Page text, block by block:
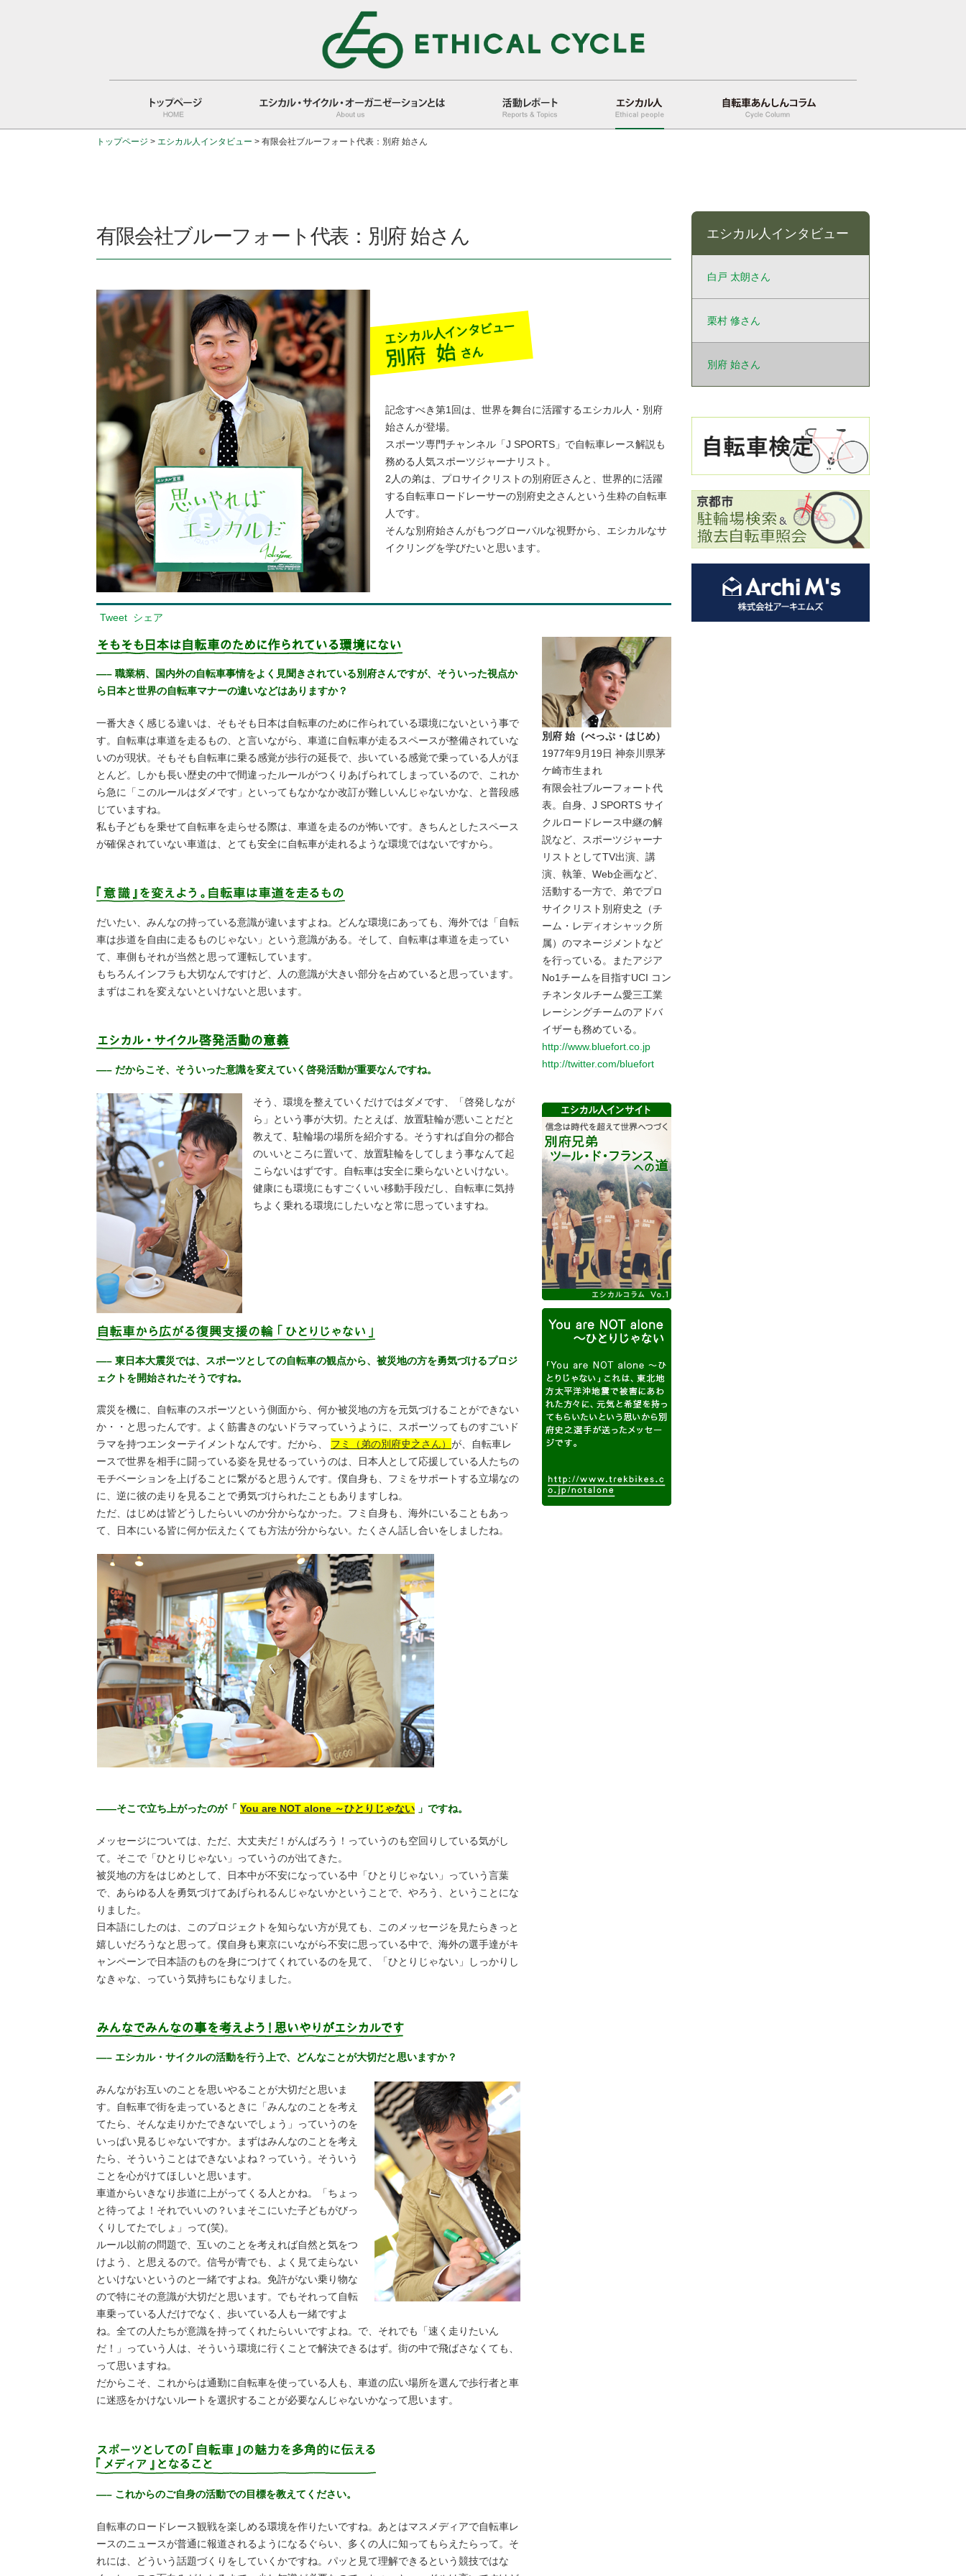
トップページ > エシカル人インタビュー > 有限会社ブルーフォート代表：別府 始さん
有限会社ブルーフォート代表：別府 始さん
記念すべき第1回は、世界を舞台に活躍するエシカル人・別府
始さんが登場。
スポーツ専門チャンネル「J SPORTS」で自転車レース解説も
務める人気スポーツジャーナリスト。
2人の弟は、プロサイクリストの別府匠さんと、世界的に活躍
する自転車ロードレーサーの別府史之さんという生粋の自転車
人です。
そんな別府始さんがもつグローバルな視野から、エシカルなサ
イクリングを学びたいと思います。
Tweet シェア
別府 始（べっぷ・はじめ）
1977年9月19日 神奈川県茅
ケ崎市生まれ
有限会社ブルーフォート代
表。自身、J SPORTS サイ
クルロードレース中継の解
説など、スポーツジャーナ
リストとしてTV出演、講
演、執筆、Web企画など、
活動する一方で、弟でプロ
サイクリスト別府史之（チ
ーム・レディオシャック所
属）のマネージメントなど
を行っている。またアジア
No1チームを目指すUCI コン
チネンタルチーム愛三工業
レーシングチームのアドバ
イザーも務めている。
http://www.bluefort.co.jp
http://twitter.com/bluefort
—– 職業柄、国内外の自転車事情をよく見聞きされている別府さんですが、そういった視点か
ら日本と世界の自転車マナーの違いなどはありますか？
一番大きく感じる違いは、そもそも日本は自転車のために作られている環境にないという事で
す。自転車は車道を走るもの、と言いながら、車道に自転車が走るスペースが整備されていな
いのが現状。そもそも自転車に乗る感覚が歩行の延長で、歩いている感覚で乗っている人がほ
とんど。しかも長い歴史の中で間違ったルールがつくりあげられてしまっているので、これか
ら急に「このルールはダメです」といってもなかなか改訂が難しいんじゃないかな、と普段感
じていますね。
私も子どもを乗せて自転車を走らせる際は、車道を走るのが怖いです。きちんとしたスペース
が確保されていない車道は、とても安全に自転車が走れるような環境ではないですから。
だいたい、みんなの持っている意識が違いますよね。どんな環境にあっても、海外では「自転
車は歩道を自由に走るものじゃない」という意識がある。そして、自転車は車道を走ってい
て、車側もそれが当然と思って運転しています。
もちろんインフラも大切なんですけど、人の意識が大きい部分を占めていると思っています。
まずはこれを変えないといけないと思います。
—– だからこそ、そういった意識を変えていく啓発活動が重要なんですね。
そう、環境を整えていくだけではダメです、「啓発しなが
ら」という事が大切。たとえば、放置駐輪が悪いことだと
教えて、駐輪場の場所を紹介する。そうすれば自分の都合
のいいところに置いて、放置駐輪をしてしまう事なんて起
こらないはずです。自転車は安全に乗らないといけない。
健康にも環境にもすごくいい移動手段だし、自転車に気持
ちよく乗れる環境にしたいなと常に思っていますね。
—– 東日本大震災では、スポーツとしての自転車の観点から、被災地の方を勇気づけるプロジ
ェクトを開始されたそうですね。
震災を機に、自転車のスポーツという側面から、何か被災地の方を元気づけることができない
か・・と思ったんです。よく筋書きのないドラマっていうように、スポーツってものすごいド
ラマを持つエンターテイメントなんです。だから、
フミ（弟の別府史之さん） が、自転車レ
ースで世界を相手に闘っている姿を見せるっていうのは、日本人として応援している人たちの
モチベーションを上げることに繋がると思うんです。僕自身も、フミをサポートする立場なの
に、逆に彼の走りを見ることで勇気づけられたこともありますしね。
ただ、はじめは皆どうしたらいいのか分からなかった。フミ自身も、海外にいることもあっ
て、日本にいる皆に何か伝えたくても方法が分からない。たくさん話し合いをしましたね。
——そこで立ち上がったのが「 You are NOT alone ～ひとりじゃない 」ですね。
メッセージについては、ただ、大丈夫だ！がんばろう！っていうのも空回りしている気がし
て。そこで「ひとりじゃない」っていうのが出てきた。
被災地の方をはじめとして、日本中が不安になっている中「ひとりじゃない」っていう言葉
で、あらゆる人を勇気づけてあげられるんじゃないかということで、やろう、ということにな
りました。
日本語にしたのは、このプロジェクトを知らない方が見ても、このメッセージを見たらきっと
嬉しいだろうなと思って。僕自身も東京にいながら不安に思っている中で、海外の選手達がキ
ャンペーンで日本語のものを身につけてくれているのを見て、「ひとりじゃない」しっかりし
なきゃな、っていう気持ちにもなりました。
—– エシカル・サイクルの活動を行う上で、どんなことが大切だと思いますか？
みんながお互いのことを思いやることが大切だと思いま
す。自転車で街を走っているときに「みんなのことを考え
てたら、そんな走りかたできないでしょう」っていうのを
いっぱい見るじゃないですか。まずはみんなのことを考え
たら、そういうことはできないよね？っていう。そういう
ことを心がけてほしいと思います。
車道からいきなり歩道に上がってくる人とかね。「ちょっ
と待ってよ！それでいいの？いまそこにいた子どもがびっ
くりしてたでしょ」って(笑)。
ルール以前の問題で、互いのことを考えれば自然と気をつ
けよう、と思えるので。信号が青でも、よく見て走らない
といけないというのと一緒ですよね。免許がない乗り物な
ので特にその意識が大切だと思います。でもそれって自転
車乗っている人だけでなく、歩いている人も一緒ですよ
ね。全ての人たちが意識を持ってくれたらいいですよね。で、それでも「速く走りたいん
だ！」っていう人は、そういう環境に行くことで解決できるはず。街の中で飛ばさなくても、
って思いますね。
だからこそ、これからは通勤に自転車を使っている人も、車道の広い場所を選んで歩行者と車
に迷惑をかけないルートを選択することが必要なんじゃないかなって思います。
—– これからのご自身の活動での目標を教えてください。
自転車のロードレース観戦を楽しめる環境を作りたいですね。あとはマスメディアで自転車レ
ースのニュースが普通に報道されるようになるぐらい、多くの人に知ってもらえたらって。そ
れには、どういう話題づくりをしていくかですね。パッと見て理解できるという競技ではな
エシカル人インタビュー
白戸 太朗さん
栗村 修さん
別府 始さん